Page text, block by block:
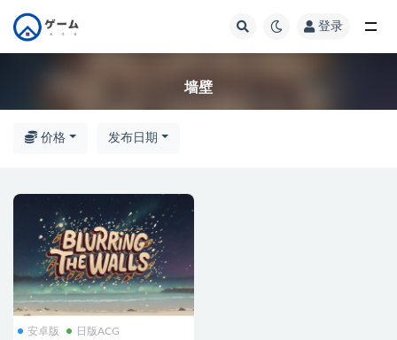
登录
墙壁
价格 发布日期
安卓版 日版ACG